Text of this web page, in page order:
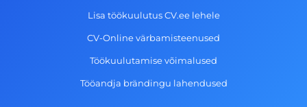
Lisa töökuulutus CV.ee lehele
CV-Online värbamisteenused
Töökuulutamise võimalused
Tööandja brändingu lahendused